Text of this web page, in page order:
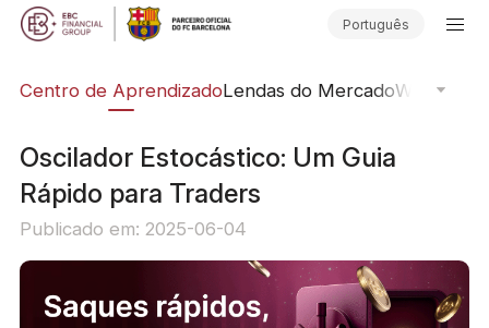
Português
Centro de AprendizadoLendas do MercadoWebinars
Oscilador Estocástico: Um Guia
Rápido para Traders
Publicado em: 2025-06-04